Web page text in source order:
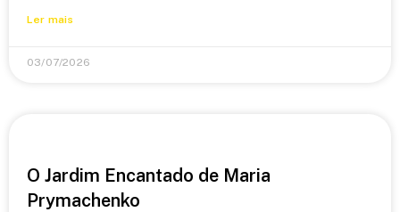
Ler mais
03/07/2026
O Jardim Encantado de Maria
Prymachenko